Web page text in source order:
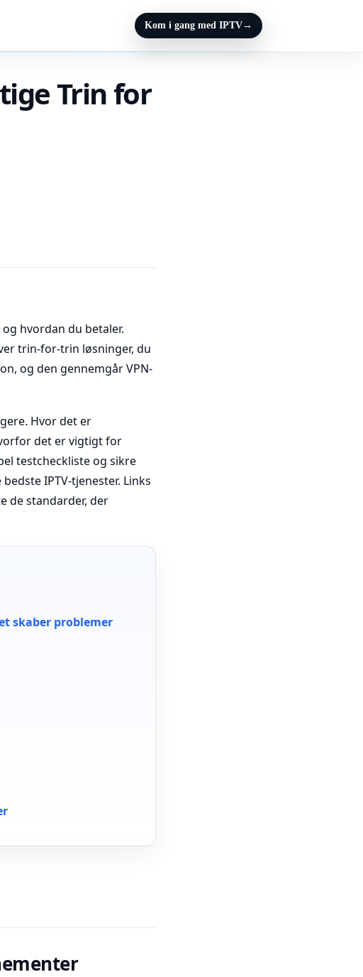
Kom i gang med IPTV→
Trin for
hvordan du betaler.
trin-for-trin løsninger, du
og den gennemgår VPN-
Hvor det er
det er vigtigt for
testcheckliste og sikre
IPTV-tjenester. Links
de standarder, der
skaber problemer